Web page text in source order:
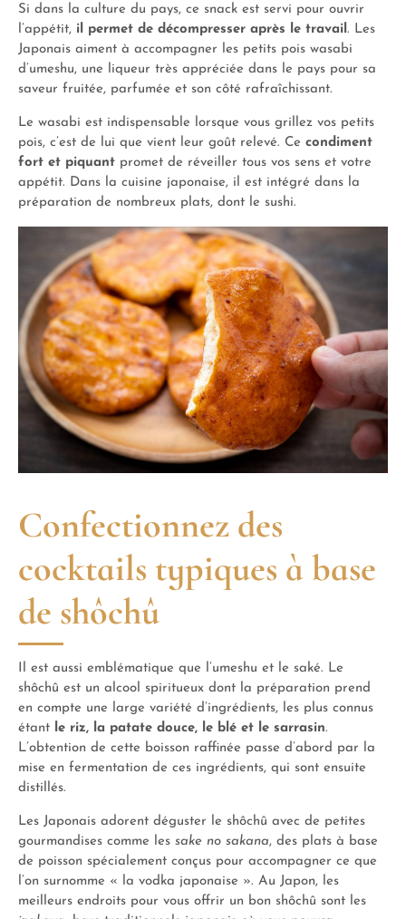
Si dans la culture du pays, ce snack est servi pour ouvrir
l’appétit, il permet de décompresser après le travail. Les
Japonais aiment à accompagner les petits pois wasabi
d’umeshu, une liqueur très appréciée dans le pays pour sa
saveur fruitée, parfumée et son côté rafraîchissant.
Le wasabi est indispensable lorsque vous grillez vos petits
pois, c’est de lui que vient leur goût relevé. Ce condiment
fort et piquant promet de réveiller tous vos sens et votre
appétit. Dans la cuisine japonaise, il est intégré dans la
préparation de nombreux plats, dont le sushi.
Confectionnez des
cocktails typiques à base
de shôchû
Il est aussi emblématique que l’umeshu et le saké. Le
shôchû est un alcool spiritueux dont la préparation prend
en compte une large variété d’ingrédients, les plus connus
étant le riz, la patate douce, le blé et le sarrasin.
L’obtention de cette boisson raffinée passe d’abord par la
mise en fermentation de ces ingrédients, qui sont ensuite
distillés.
Les Japonais adorent déguster le shôchû avec de petites
gourmandises comme les sake no sakana, des plats à base
de poisson spécialement conçus pour accompagner ce que
l’on surnomme « la vodka japonaise ». Au Japon, les
meilleurs endroits pour vous offrir un bon shôchû sont les